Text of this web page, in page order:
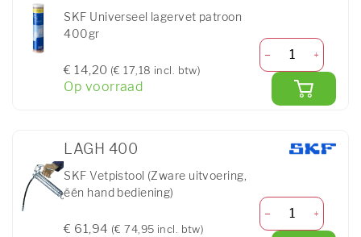
SKF Universeel lagervet patroon
400gr
€ 14,20 (€ 17,18 incl. btw)
Op voorraad
LAGH 400
SKF Vetpistool (Zware uitvoering,
één hand bediening)
€ 61,94 (€ 74,95 incl. btw)